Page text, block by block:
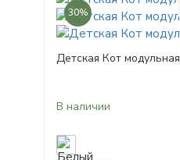
30%
Детская Кот модульная
В наличии